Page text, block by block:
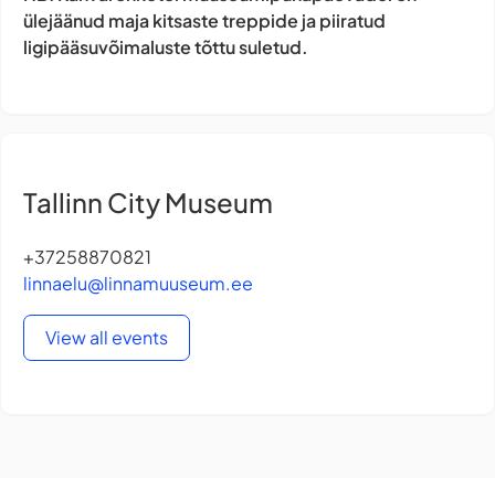
ülejäänud maja kitsaste treppide ja piiratud
ligipääsuvõimaluste tõttu suletud.
Tallinn City Museum
+37258870821
linnaelu@linnamuuseum.ee
View all events